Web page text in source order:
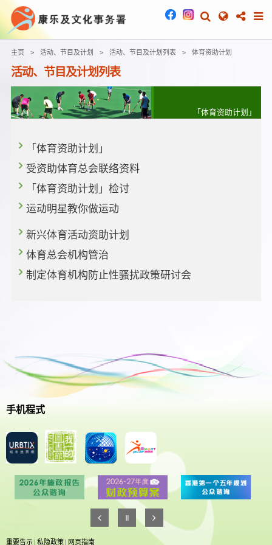
主页 活动、节目及计划 活动、节目及计划列表 体育资助计划
活动、节目及计划列表
「体育资助计划」
「体育资助计划」
受资助体育总会联络资料
「体育资助计划」检讨
运动明星教你做运动
新兴体育活动资助计划
体育总会机构管治
制定体育机构防止性骚扰政策研讨会
手机程式
重要告示 | 私隐政策 | 网页指南